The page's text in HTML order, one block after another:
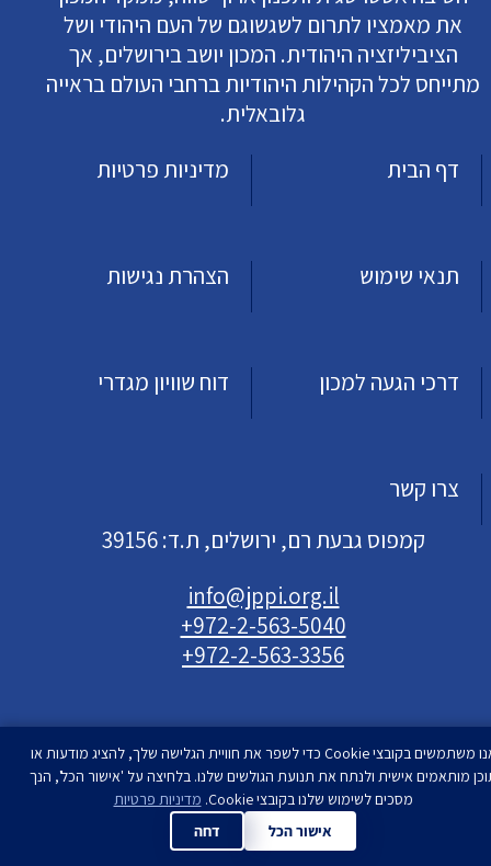
את מאמציו לתרום לשגשוגם של העם היהודי ושל
הציביליזציה היהודית. המכון יושב בירושלים, אך
מתייחס לכל הקהילות היהודיות ברחבי העולם בראייה
גלובאלית.
דף הבית
מדיניות פרטיות
תנאי שימוש הצהרת נגישות
דרכי הגעה למכון דוח שוויון מגדרי
צרו קשר
קמפוס גבעת רם, ירושלים, ת.ד: 39156
info@jppi.org.il
+972-2-563-5040
+972-2-563-3356
עיצוב ופיתוחסטודיו רימון| המכון למדיניות העם
היהודי | כל הזכויות שמורות
אנו משתמשים בקובצי Cookie כדי לשפר את חוויית הגלישה שלך, להציג מודעות או
מותאמים אישית ולנתח את תנועת הגולשים שלנו. בלחיצה על 'אישור הכל', הנך
מסכים לשימוש שלנו בקובצי Cookie.
מדיניות פרטיות
אישור הכל
דחה